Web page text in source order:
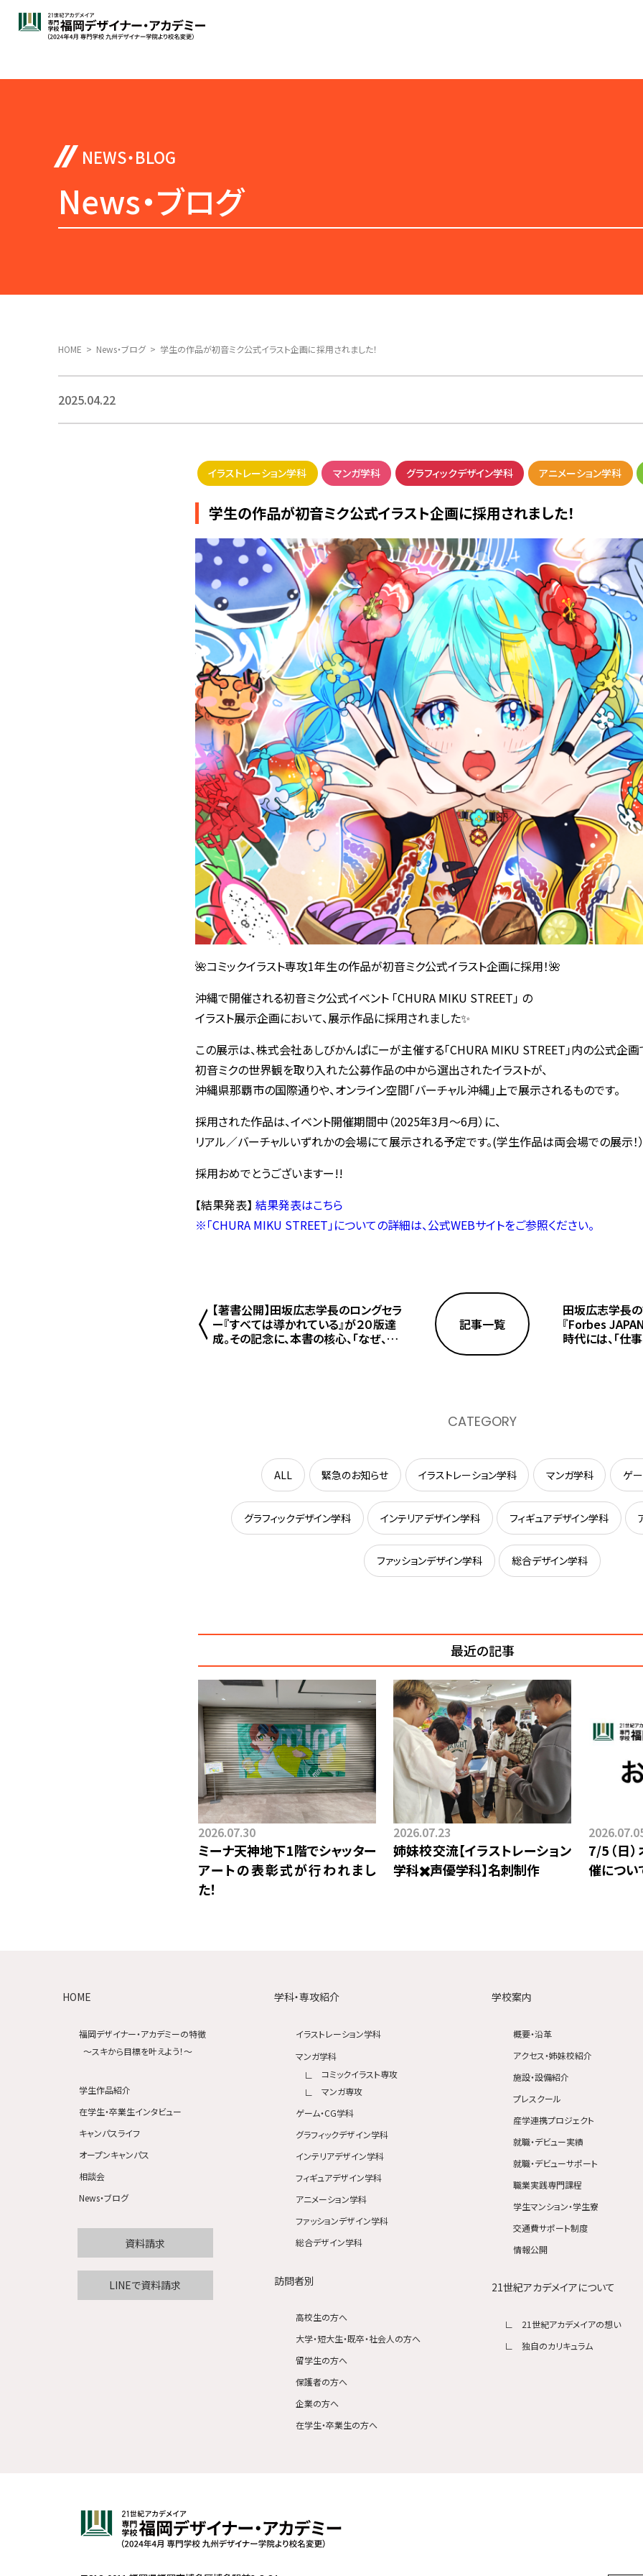
News・ブログ
HOME News・ブログ 学生の作品が初音ミク公式イラスト企画に採用されました！
2025.04.22
イラストレーション学科 マンガ学科 グラフィックデザイン学科 アニメーション学科
学生の作品が初音ミク公式イラスト企画に採用されました！
🌺コミックイラスト専攻1年生の作品が初音ミク公式イラスト企画に採用！🌺
沖縄で開催される初音ミク公式イベント 「CHURA MIKU STREET」 の
イラスト展示企画において、展示作品に採用されました✨
この展示は、株式会社あしびかんぱにーが主催する「CHURA MIKU STREET」内の公式企画
初音ミクの世界観を取り入れた公募作品の中から選出されたイラストが、
沖縄県那覇市の国際通りや、オンライン空間「バーチャル沖縄」上で展示されるものです。
採用された作品は、イベント開催期間中（2025年3月〜6月）に、
リアル／バーチャルいずれかの会場にて展示される予定です。(学生作品は両会場での展示！
採用おめでとうございますー!!
【結果発表】 結果発表はこちら
※「CHURA MIKU STREET」についての詳細は、公式WEBサイトをご参照ください。
【著書公開】田坂広志学長のロングセラ
ー『すべては導かれている』が２０版達
成。その記念に、本書の核心、「なぜ、人
記事一覧
田坂広志学長
『Forbes
時代には、「仕
CATEGORY
ALL 緊急のお知らせ イラストレーション学科 マンガ学科 ゲ
グラフィックデザイン学科 インテリアデザイン学科 フィギュアデザイン学科
ファッションデザイン学科 総合デザイン学科
最近の記事
ミーナ天神地下1階でシャッター
アートの表彰式が行われまし
た！
2026.07.30
姉妹校交流【イラストレーション
学科✖️声優学科】⁡名刺制作
2026.07.23
7/5（日
催につい
HOME
福岡デザイナー・アカデミーの特徴
〜スキから目標を叶えよう！〜
学生作品紹介
在学生・卒業生インタビュー
キャンパスライフ
オープンキャンパス
相談会
News・ブログ
資料請求
LINEで資料請求
学科・専攻紹介
イラストレーション学科
マンガ学科
コミックイラスト専攻
マンガ専攻
ゲーム・CG学科
グラフィックデザイン学科
インテリアデザイン学科
フィギュアデザイン学科
アニメーション学科
ファッションデザイン学科
総合デザイン学科
訪問者別
高校生の方へ
大学・短大生・既卒・社会人の方へ
留学生の方へ
保護者の方へ
企業の方へ
在学生・卒業生の方へ
学校案内
概要・沿革
アクセス・姉妹校紹介
施設・設備紹介
プレスクール
産学連携プロジェクト
就職・デビュー実績
就職・デビューサポート
職業実践専門課程
学生マンション・学生寮
交通費サポート制度
情報公開
21世紀アカデメイアについて
21世紀アカデメイアの想い
独自のカリキュラム